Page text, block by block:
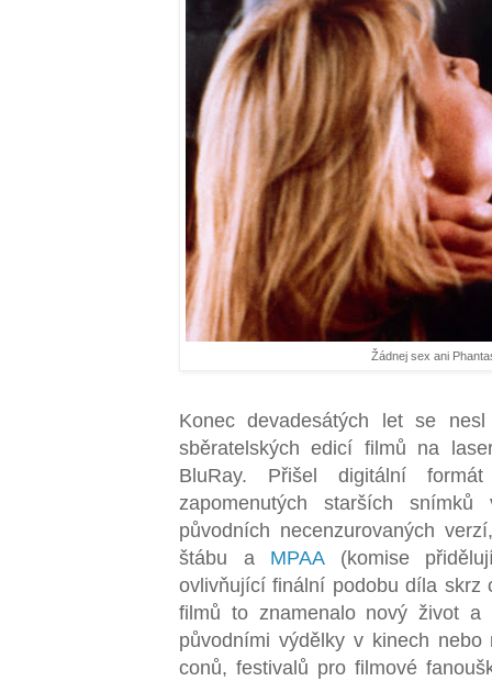
Žádnej sex ani
Konec devadesátých let se
sběratelských edicí filmů na
BluRay. Přišel digitální
zapomenutých starších
původních necenzurovaných
štábu a MPAA(komise
ovlivňující finální podobu díla skrz
filmů to znamenalo nový život a
původními výdělky v kinech
conů, festivalů pro filmové